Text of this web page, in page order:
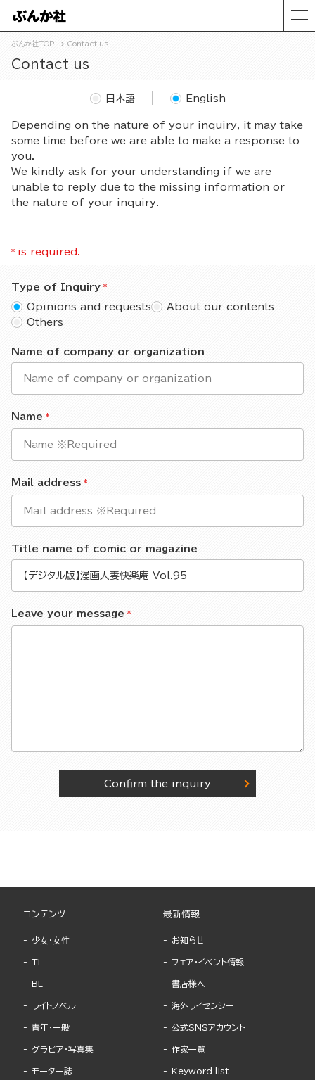
ぶんか社TOP Contact us
Contact us
Depending on the nature of your inquiry, it may take
some time before we are able to make a response to
you.
We kindly ask for your understanding if we are
unable to reply due to the missing information or
the nature of your inquiry.
日本語 English
* is required.
Type of Inquiry
Opinions and requests
About our contents
Others
Name of company or organization
Name
Mail address
Title name of comic or magazine
Leave your message
Confirm the inquiry
コンテンツ
少女・女性
TL
BL
ライトノベル
青年・一般
グラビア・写真集
モーター誌
最新情報
お知らせ
フェア・イベント情報
書店様へ
海外ライセンシー
公式SNSアカウント
作家一覧
Keyword list